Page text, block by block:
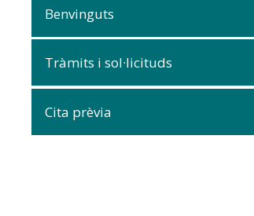
Benvinguts
Tràmits i sol·licituds
Cita prèvia